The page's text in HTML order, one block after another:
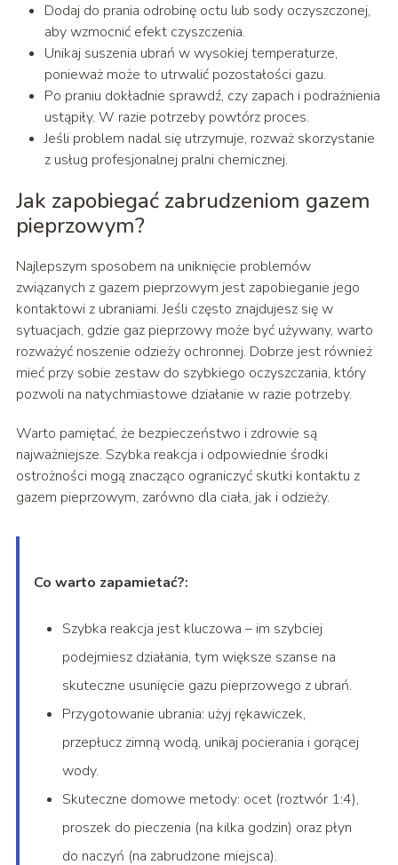
Dodaj do prania odrobinę octu lub sody oczyszczonej,
aby wzmocnić efekt czyszczenia.
Unikaj suszenia ubrań w wysokiej temperaturze,
ponieważ może to utrwalić pozostałości gazu.
Po praniu dokładnie sprawdź, czy zapach i podrażnienia
ustąpiły. W razie potrzeby powtórz proces.
Jeśli problem nadal się utrzymuje, rozważ skorzystanie
z usług profesjonalnej pralni chemicznej.
Jak zapobiegać zabrudzeniom gazem
pieprzowym?
Najlepszym sposobem na uniknięcie problemów
związanych z gazem pieprzowym jest zapobieganie jego
kontaktowi z ubraniami. Jeśli często znajdujesz się w
sytuacjach, gdzie gaz pieprzowy może być używany, warto
rozważyć noszenie odzieży ochronnej. Dobrze jest również
mieć przy sobie zestaw do szybkiego oczyszczania, który
pozwoli na natychmiastowe działanie w razie potrzeby.
Warto pamiętać, że bezpieczeństwo i zdrowie są
najważniejsze. Szybka reakcja i odpowiednie środki
ostrożności mogą znacząco ograniczyć skutki kontaktu z
gazem pieprzowym, zarówno dla ciała, jak i odzieży.
Co warto zapamietać?:
Szybka reakcja jest kluczowa – im szybciej
podejmiesz działania, tym większe szanse na
skuteczne usunięcie gazu pieprzowego z ubrań.
Przygotowanie ubrania: użyj rękawiczek,
przepłucz zimną wodą, unikaj pocierania i gorącej
wody.
Skuteczne domowe metody: ocet (roztwór 1:4),
proszek do pieczenia (na kilka godzin) oraz płyn
do naczyń (na zabrudzone miejsca).